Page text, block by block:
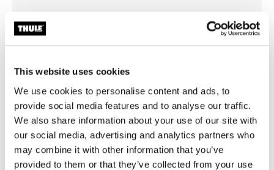
This website uses cookies
We use cookies to personalise content and ads, to
provide social media features and to analyse our traffic.
We also share information about your use of our site with
our social media, advertising and analytics partners who
may combine it with other information that you’ve
provided to them or that they’ve collected from your use
Thule One-Key System
Thule Strap Organiser
Toggle features
所有功能
技術規格